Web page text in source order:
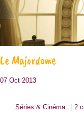
Le Majordome
07 Oct 2013
Séries & Cinéma 2